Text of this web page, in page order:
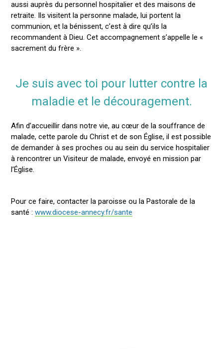
aussi auprès du personnel hospitalier et des maisons de
retraite. Ils visitent la personne malade, lui portent la
communion, et la bénissent, c’est à dire qu’ils la
recommandent à Dieu. Cet accompagnement s’appelle le «
sacrement du frère ».
Je suis avec toi pour lutter contre la
maladie et le découragement.
Afin d’accueillir dans notre vie, au cœur de la souffrance de
malade, cette parole du Christ et de son Église, il est possible
de demander à ses proches ou au sein du service hospitalier
à rencontrer un Visiteur de malade, envoyé en mission par
l’Église.
Pour ce faire, contacter la paroisse ou la Pastorale de la
santé :www.diocese-annecy.fr/sante